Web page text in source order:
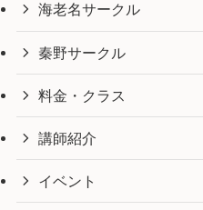
海老名サークル
秦野サークル
料金・クラス
講師紹介
イベント